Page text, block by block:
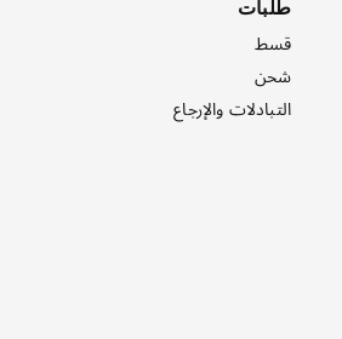
طلبات
قسط
شحن
التبادلات والإرجاع